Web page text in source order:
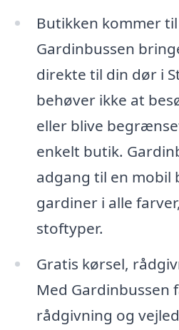
Butikken kommer
Gardinbussen
direkte til din dør i
behøver ikke at
eller blive
enkelt butik.
adgang til en mobil
gardiner i alle
stoftyper.
Gratis kørsel,
Med Gardinbussen
rådgivning og